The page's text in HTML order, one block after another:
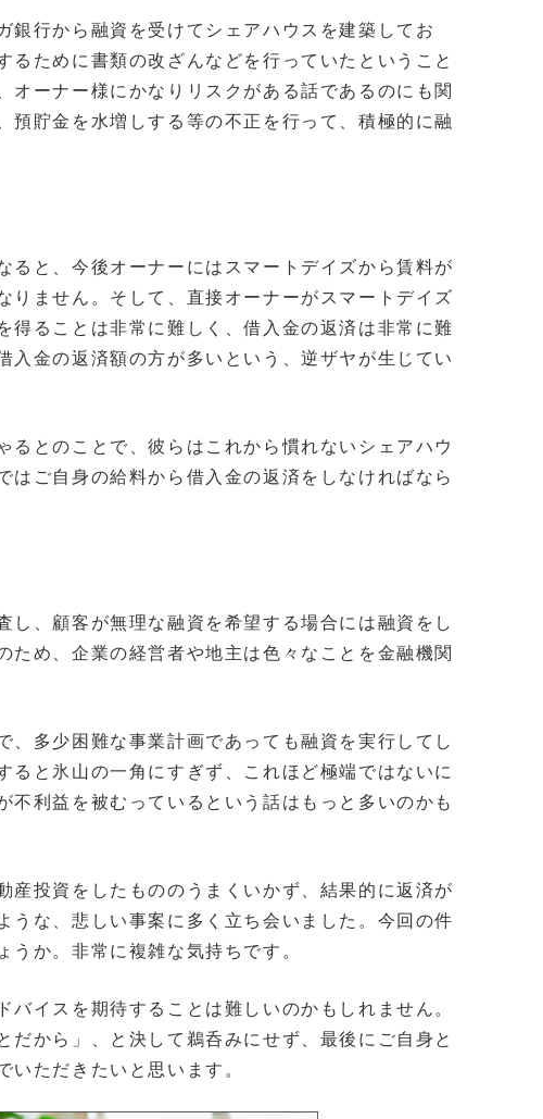
行から融資を受けてシェアハウスを建築してお
ために書類の改ざんなどを行っていたということ
ーナー様にかなりリスクがある話であるのにも関
貯金を水増しする等の不正を行って、積極的に融
と、今後オーナーにはスマートデイズから賃料が
ません。そして、直接オーナーがスマートデイズ
ることは非常に難しく、借入金の返済は非常に難
金の返済額の方が多いという、逆ザヤが生じてい
とのことで、彼らはこれから慣れないシェアハウ
ご自身の給料から借入金の返済をしなければなら
、顧客が無理な融資を希望する場合には融資をし
め、企業の経営者や地主は色々なことを金融機関
多少困難な事業計画であっても融資を実行してし
と氷山の一角にすぎず、これほど極端ではないに
利益を被むっているという話はもっと多いのかも
投資をしたもののうまくいかず、結果的に返済が
な、悲しい事案に多く立ち会いました。今回の件
か。非常に複雑な気持ちです。
イスを期待することは難しいのかもしれません。
から」、と決して鵜呑みにせず、最後にご自身と
ただきたいと思います。